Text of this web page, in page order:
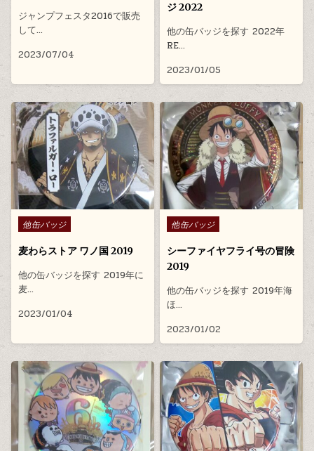
ジャンプフェスタ2016で販売
して…
2023/07/04
ジ 2022
他の缶バッジを探す 2022年
RE…
2023/01/05
Posted in
他缶バッジ
麦わらストア ワノ国 2019
他の缶バッジを探す 2019年に
麦…
2023/01/04
Posted in
他缶バッジ
シーファイヤフライ号の冒険
2019
他の缶バッジを探す 2019年海
ほ…
2023/01/02